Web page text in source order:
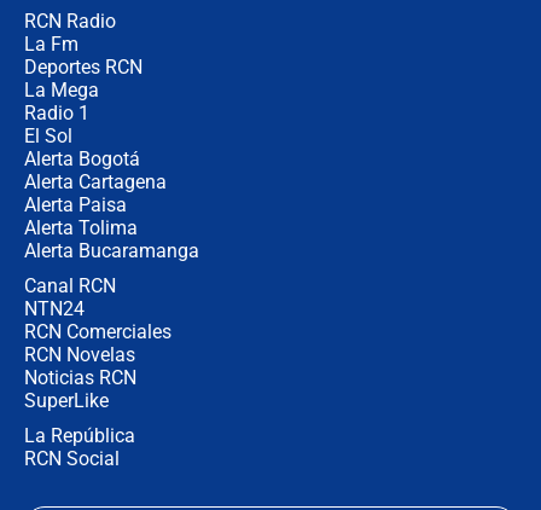
RCN Radio
La Fm
Deportes RCN
La Mega
Radio 1
El Sol
Alerta Bogotá
Alerta Cartagena
Alerta Paisa
Alerta Tolima
Alerta Bucaramanga
Canal RCN
NTN24
RCN Comerciales
RCN Novelas
Noticias RCN
SuperLike
La República
RCN Social